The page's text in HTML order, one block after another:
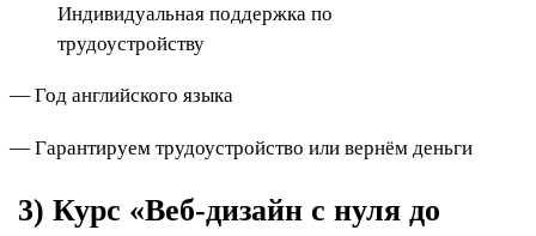
Индивидуальная поддержка по
трудоустройству
— Год английского языка
— Гарантируем трудоустройство или вернём деньги
3) Курс «Веб-дизайн с нуля до